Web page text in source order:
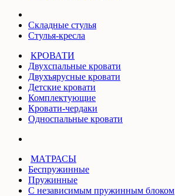
Складные стулья
Стулья-кресла
КРОВАТИ
Двухспальные кровати
Двухъярусные кровати
Детские кровати
Комплектующие
Кровати-чердаки
Односпальные кровати
МАТРАСЫ
Беспружинные
Пружинные
С независимым пружинным блоком